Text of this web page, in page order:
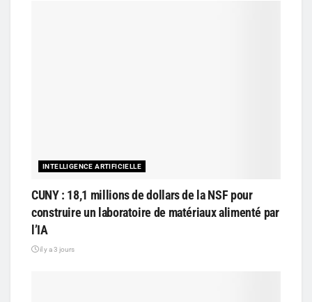
INTELLIGENCE ARTIFICIELLE
CUNY : 18,1 millions de dollars de la NSF pour
construire un laboratoire de matériaux alimenté par
l’IA
il y a 3 jours